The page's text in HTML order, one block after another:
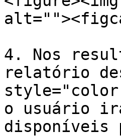
4. Nos
relatório
o usuário
disponíveis